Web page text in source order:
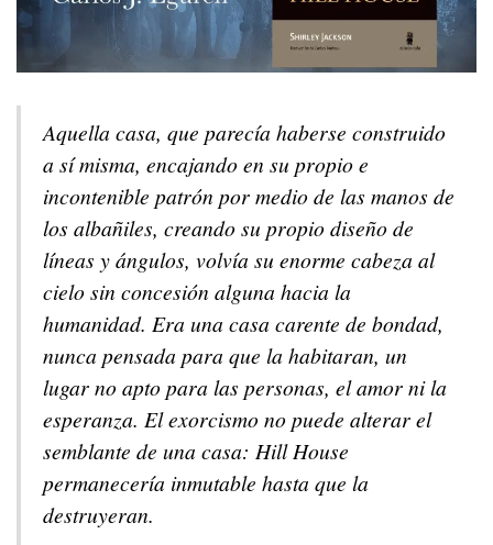
Aquella casa, que parecía haberse construido
a sí misma, encajando en su propio e
incontenible patrón por medio de las manos de
los albañiles, creando su propio diseño de
líneas y ángulos, volvía su enorme cabeza al
cielo sin concesión alguna hacia la
humanidad. Era una casa carente de bondad,
nunca pensada para que la habitaran, un
lugar no apto para las personas, el amor ni la
esperanza. El exorcismo no puede alterar el
semblante de una casa: Hill House
permanecería inmutable hasta que la
destruyeran.